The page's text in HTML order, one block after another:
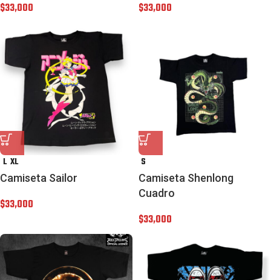
$33,000 $33,000
L XL
Camiseta Sailor
$33,000
S
Camiseta Shenlong
Cuadro
$33,000